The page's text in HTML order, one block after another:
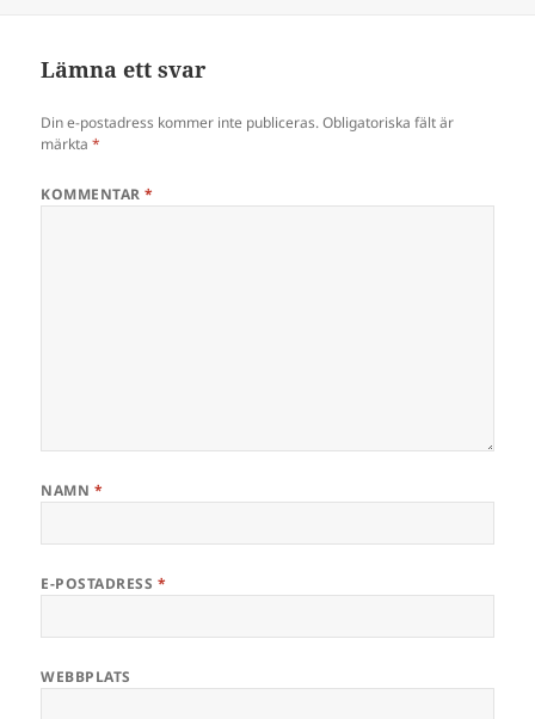
Lämna ett svar
Din e-postadress kommer inte publiceras. Obligatoriska fält är
märkta*
KOMMENTAR*
NAMN *
E-POSTADRESS *
WEBBPLATS